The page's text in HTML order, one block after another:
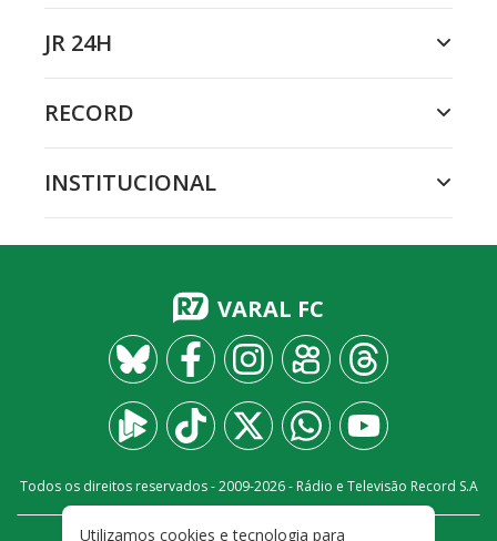
JR 24H
RECORD
INSTITUCIONAL
VARAL FC
Todos os direitos reservados - 2009-2026- Rádio e Televisão Record S.A
Utilizamos cookies e tecnologia para